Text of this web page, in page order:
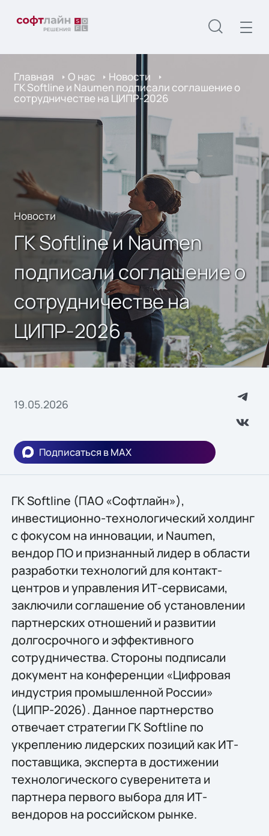
Главная О нас Новости
ГК Softline и Naumen подписали соглашение о
сотрудничестве на ЦИПР-2026
Новости
ГК Softline и Naumen
подписали соглашение о
сотрудничестве на
ЦИПР-2026
19.05.2026
Подписаться в MAX
ГК Softline (ПАО «Софтлайн»),
инвестиционно-технологический холдинг
с фокусом на инновации, и Naumen,
вендор ПО и признанный лидер в области
разработки технологий для контакт-
центров и управления ИТ-сервисами,
заключили соглашение об установлении
партнерских отношений и развитии
долгосрочного и эффективного
сотрудничества. Стороны подписали
документ на конференции «Цифровая
индустрия промышленной России»
(ЦИПР-2026). Данное партнерство
отвечает стратегии ГК Softline по
укреплению лидерских позиций как ИТ-
поставщика, эксперта в достижении
технологического суверенитета и
партнера первого выбора для ИТ-
вендоров на российском рынке.